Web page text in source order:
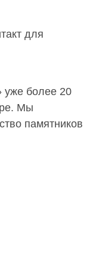
для
уже более 20
Мы
памятников